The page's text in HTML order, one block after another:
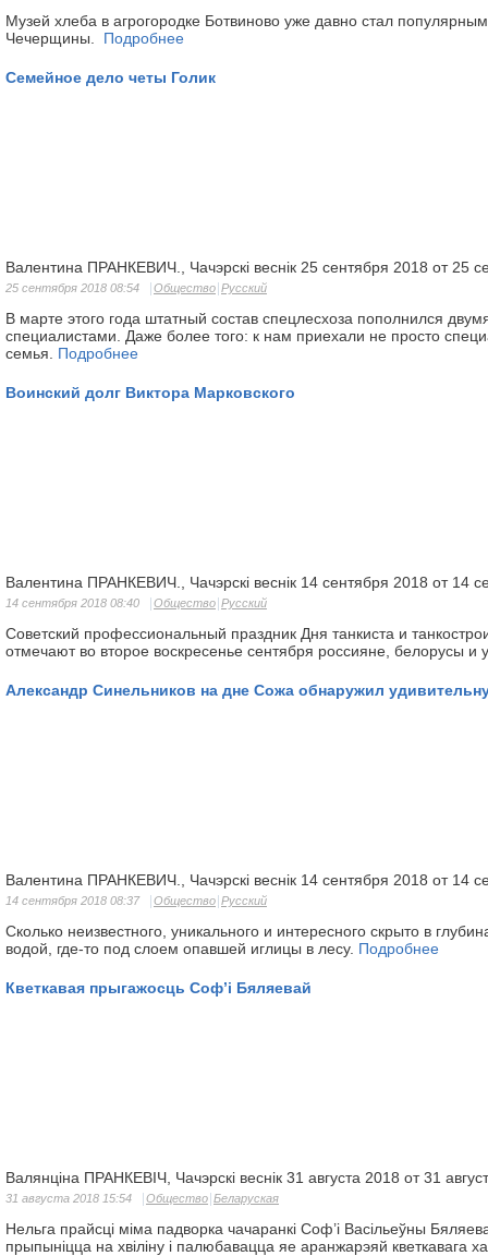
Музей хлеба в агрогородке Ботвиново уже давно стал
Чечерщины. Подробнее
Семейное дело четы Голик
Валентина ПРАНКЕВИЧ., Чачэрскі веснік 25 сентября 2018 от 25
25 сентября 2018 08:54 Общество Русский
В марте этого года штатный состав спецлесхоза пополнился
специалистами. Даже более того: к нам приехали не просто
семья. Подробнее
Воинский долг Виктора Марковского
Валентина ПРАНКЕВИЧ., Чачэрскі веснік 14 сентября 2018 от 14
14 сентября 2018 08:40 Общество Русский
Советский профессиональный праздник Дня танкиста и
отмечают во второе воскресенье сентября россияне, белорусы и
Александр Синельников на дне Сожа обнаружил
Валентина ПРАНКЕВИЧ., Чачэрскі веснік 14 сентября 2018 от 14
14 сентября 2018 08:37 Общество Русский
Сколько неизвестного, уникального и интересного скрыто в
водой, где-то под слоем опавшей иглицы в лесу. Подробнее
Кветкавая прыгажосць Соф’і Бяляевай
Валянціна ПРАНКЕВІЧ, Чачэрскі веснік 31 августа 2018 от 31
31 августа 2018 15:54 Общество Беларуская
Нельга прайсці міма падворка чачаранкі Соф’і Васільеўны
прыпыніцца на хвіліну і палюбавацца яе аранжарэяй кветкавага